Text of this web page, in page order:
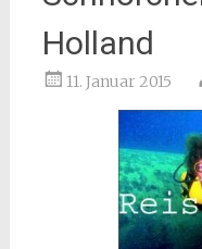
Holland
11. Januar 2015